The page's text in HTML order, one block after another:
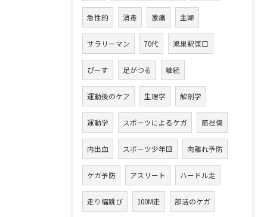
急性的 消毒 激痛 主婦
サラリーマン 70代 鴻巣駅東口
ぴーす 足がつる 継続
運動後のケア 生理学 解剖学
運動学 スポーツによるケガ 筋挫傷
内出血 スポーツ少年団 肉離れ予防
ケガ予防 アスリート ハードル走
走り幅跳び 100M走 部活のケガ